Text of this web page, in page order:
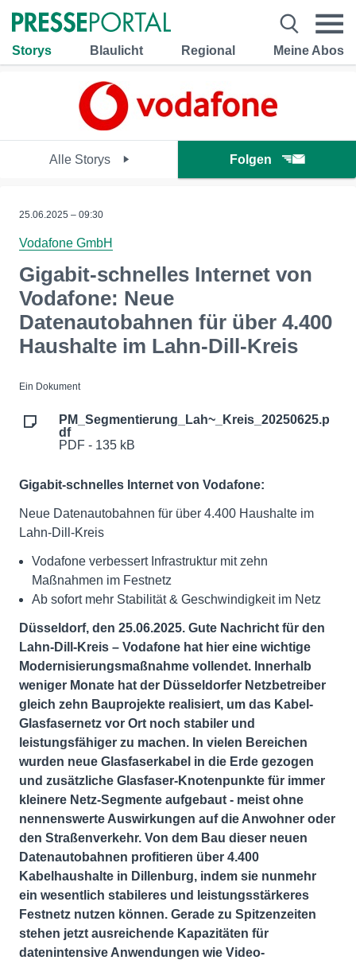
Storys Blaulicht Regional Meine Abos
Alle Storys Folgen
25.06.2025 – 09:30
Vodafone GmbH
Gigabit-schnelles Internet von
Vodafone: Neue
Datenautobahnen für über 4.400
Haushalte im Lahn-Dill-Kreis
Ein Dokument
PM_Segmentierung_Lah~_Kreis_20250625.p
df
PDF - 135 kB
Gigabit-schnelles Internet von Vodafone:
Neue Datenautobahnen für über 4.400 Haushalte im
Lahn-Dill-Kreis
Vodafone verbessert Infrastruktur mit zehn
Maßnahmen im Festnetz
Ab sofort mehr Stabilität & Geschwindigkeit im Netz
Düsseldorf, den 25.06.2025. Gute Nachricht für den
Lahn-Dill-Kreis – Vodafone hat hier eine wichtige
Modernisierungsmaßnahme vollendet. Innerhalb
weniger Monate hat der Düsseldorfer Netzbetreiber
gleich zehn Bauprojekte realisiert, um das Kabel-
Glasfasernetz vor Ort noch stabiler und
leistungsfähiger zu machen. In vielen Bereichen
wurden neue Glasfaserkabel in die Erde gezogen
und zusätzliche Glasfaser-Knotenpunkte für immer
kleinere Netz-Segmente aufgebaut - meist ohne
nennenswerte Auswirkungen auf die Anwohner oder
den Straßenverkehr. Von dem Bau dieser neuen
Datenautobahnen profitieren über 4.400
Kabelhaushalte in Dillenburg, indem sie nunmehr
ein wesentlich stabileres und leistungsstärkeres
Festnetz nutzen können. Gerade zu Spitzenzeiten
stehen jetzt ausreichende Kapazitäten für
datenintensive Anwendungen wie Video-